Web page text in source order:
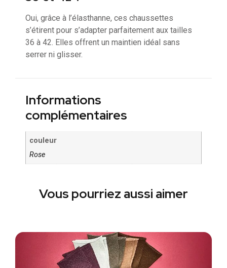
Oui, grâce à l’élasthanne, ces chaussettes
s’étirent pour s’adapter parfaitement aux tailles
36 à 42. Elles offrent un maintien idéal sans
serrer ni glisser.
Informations
complémentaires
couleur
Rose
Vous pourriez aussi aimer